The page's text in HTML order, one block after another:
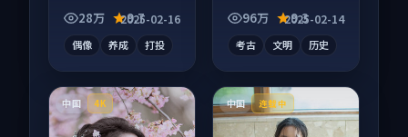
成长为内核，情感戏
28万 9.7
2025-02-16
偶像 养成 打投
成长为内核，情感戏
96万 9.3
2025-02-14
考古 文明 历史
中国 4K 中国 连载中